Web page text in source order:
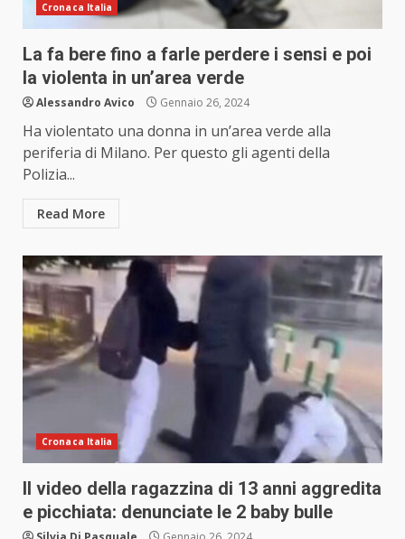
Cronaca Italia
La fa bere fino a farle perdere i sensi e poi
la violenta in un’area verde
Alessandro Avico Gennaio 26, 2024
Ha violentato una donna in un’area verde alla
periferia di Milano. Per questo gli agenti della
Polizia...
Read More
Cronaca Italia
Il video della ragazzina di 13 anni aggredita
e picchiata: denunciate le 2 baby bulle